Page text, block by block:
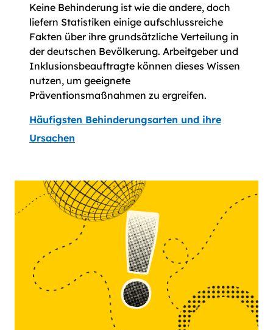
Keine Behinderung ist wie die andere, doch
liefern Statistiken einige aufschlussreiche
Fakten über ihre grundsätzliche Verteilung in
der deutschen Bevölkerung. Arbeitgeber und
Inklusionsbeauftragte können dieses Wissen
nutzen, um geeignete
Präventionsmaßnahmen zu ergreifen.
Häufigsten Behinderungsarten und ihre
Ursachen